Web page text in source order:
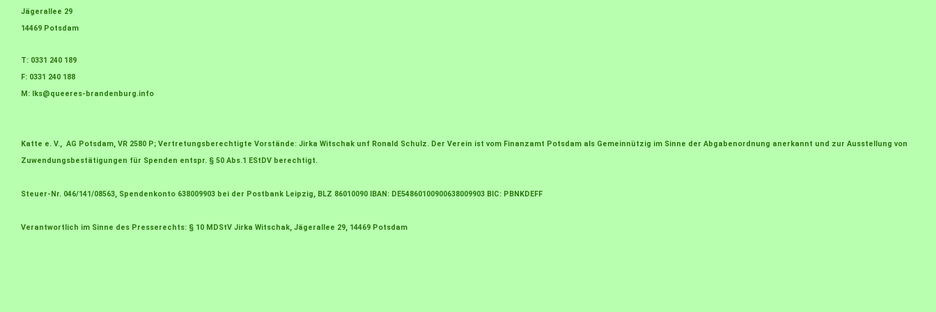
Jägerallee 29
14469 Potsdam
T: 0331 240 189
F: 0331 240 188
M: lks@queeres-brandenburg.info
Katte e. V., AG Potsdam, VR 2580 P; Vertretungsberechtigte Vorstände: Jirka Witschak unf Ronald Schulz. Der Verein ist vom Finanzamt Potsdam als Gemeinnützig im Sinne der Abgabenordnung anerkannt und zur Ausstellung von
Zuwendungsbestätigungen für Spenden entspr. § 50 Abs.1 EStDV berechtigt.
Steuer-Nr. 046/141/08563, Spendenkonto 638009903 bei der Postbank Leipzig, BLZ 86010090 IBAN: DE54860100900638009903 BIC: PBNKDEFF
Verantwortlich im Sinne des Presserechts: § 10 MDStV Jirka Witschak, Jägerallee 29, 14469 Potsdam